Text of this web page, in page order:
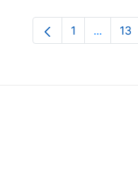
Página
1 ... 13